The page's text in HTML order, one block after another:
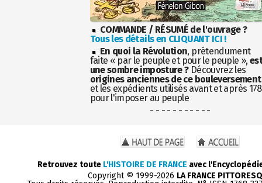
COMMANDE / RÉSUMÉ de l'ouvrage ?
Tous les détails en CLIQUANT ICI !
En quoi la Révolution, prétendument
faite « par le peuple et pour le peuple »,
une sombre imposture ?Découvrez les
origines anciennes de ce bouleversement
et les expédients utilisés avant et après
pour l'imposer au peuple
- - - - - - - - - - -
Retrouvez toute L'HISTOIRE DE FRANCE avec
Copyright © 1999-2026 LA FRANCE